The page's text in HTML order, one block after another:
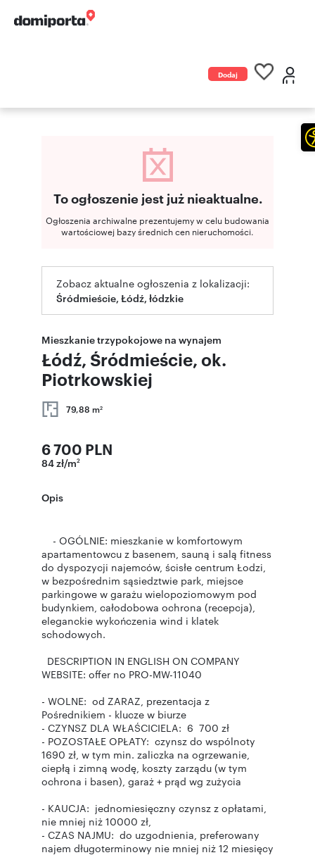
Dodaj
To ogłoszenie jest już nieaktualne.
Ogłoszenia archiwalne prezentujemy w celu budowania
wartościowej bazy średnich cen nieruchomości.
Zobacz aktualne ogłoszenia z lokalizacji:
Śródmieście, Łódź, łódzkie
Mieszkanie trzypokojowe na wynajem
Łódź, Śródmieście, ok.
Piotrkowskiej
79,88 m2
6 700 PLN
84 zł/m2
Opis
- OGÓLNIE: mieszkanie w komfortowym
apartamentowcu z basenem, sauną i salą fitness
do dyspozycji najemców, ścisłe centrum Łodzi,
w bezpośrednim sąsiedztwie park, miejsce
parkingowe w garażu wielopoziomowym pod
budynkiem, całodobowa ochrona (recepcja),
eleganckie wykończenia wind i klatek
schodowych.
DESCRIPTION IN ENGLISH ON COMPANY
WEBSITE: offer no PRO-MW-11040
- WOLNE: od ZARAZ, prezentacja z
Pośrednikiem - klucze w biurze
- CZYNSZ DLA WŁAŚCICIELA: 6 700 zł
- POZOSTAŁE OPŁATY: czynsz do wspólnoty
1690 zł, w tym min. zaliczka na ogrzewanie,
ciepłą i zimną wodę, koszty zarządu (w tym
ochrona i basen), garaż + prąd wg zużycia
- KAUCJA: jednomiesięczny czynsz z opłatami,
nie mniej niż 10000 zł,
- CZAS NAJMU: do uzgodnienia, preferowany
najem długoterminowy nie mniej niż 12 miesięcy